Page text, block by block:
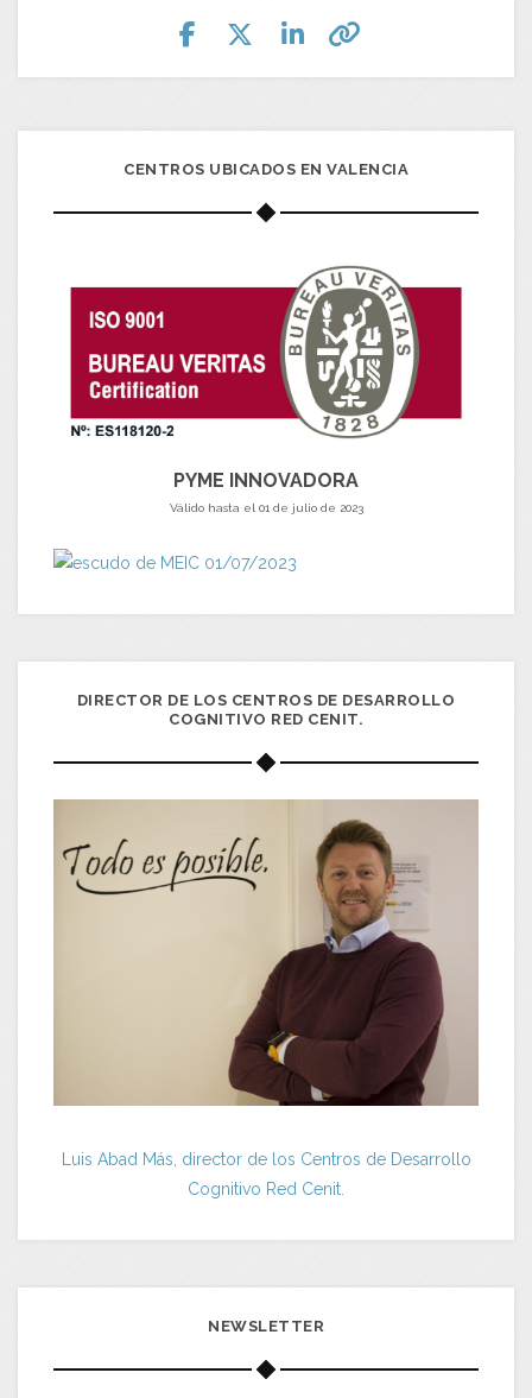
CENTROS UBICADOS EN VALENCIA
PYME INNOVADORA
Válido hasta el 01 de julio de 2023
DIRECTOR DE LOS CENTROS DE DESARROLLO
COGNITIVO RED CENIT.
Luis Abad Más, director de los Centros de Desarrollo
Cognitivo Red Cenit.
NEWSLETTER